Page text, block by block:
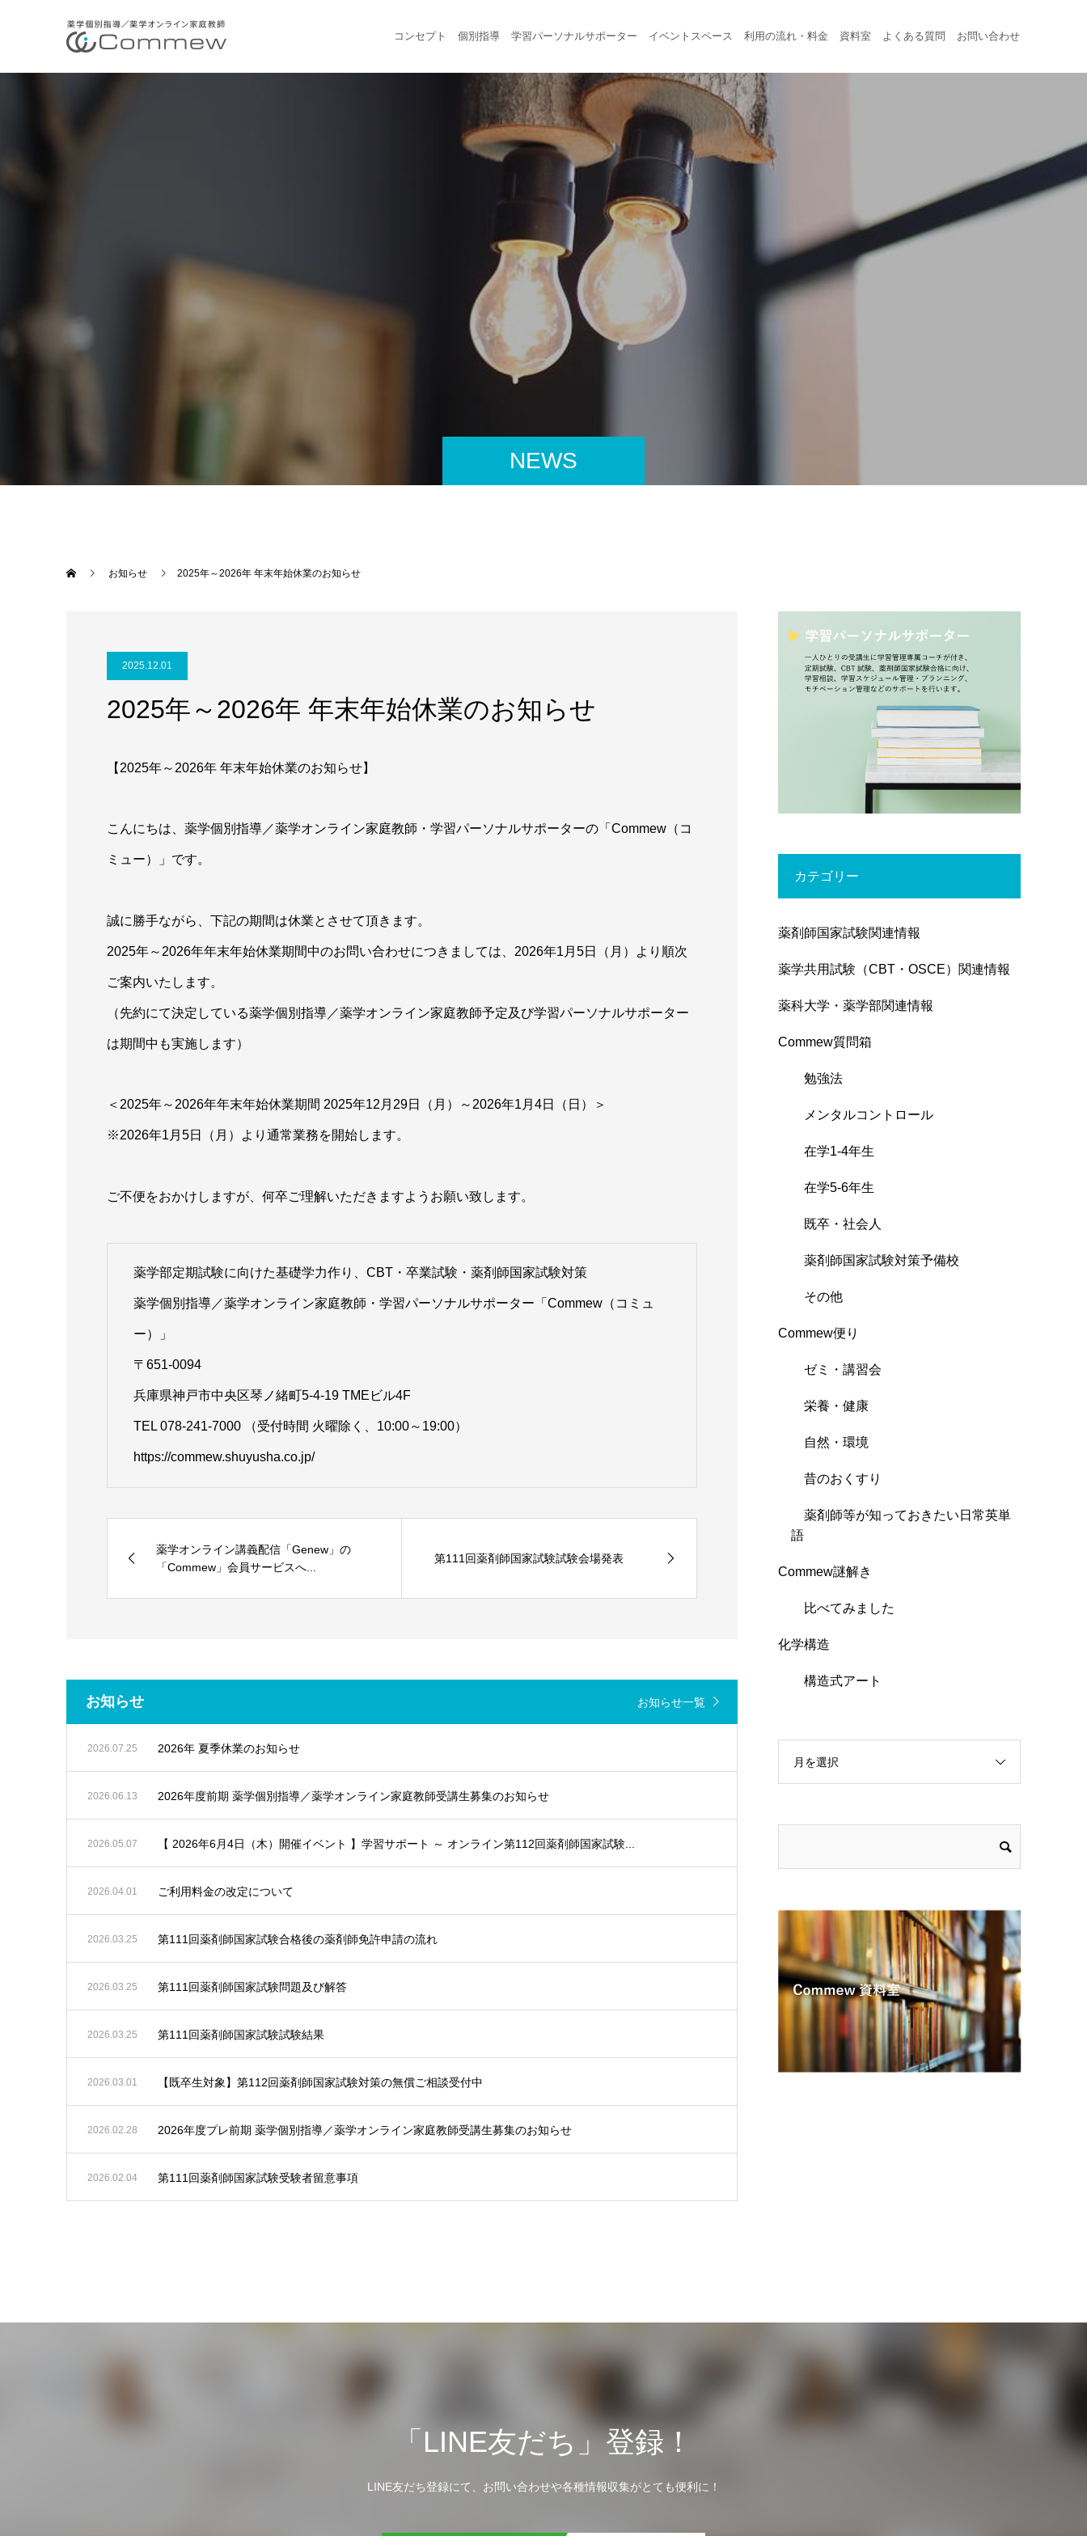
コンセプト 個別指導 学習パーソナルサポーター イベントスペース 利用の流れ・料金 資料室 よくある質問 お問い合わせ
NEWS
お知らせ 2025年～2026年 年末年始休業のお知らせ
2025.12.01
2025年～2026年 年末年始休業のお知らせ
【2025年～2026年 年末年始休業のお知らせ】
こんにちは、薬学個別指導／薬学オンライン家庭教師・学習パーソナルサポーターの「Commew（コ
ミュー）」です。
誠に勝手ながら、下記の期間は休業とさせて頂きます。
2025年～2026年年末年始休業期間中のお問い合わせにつきましては、2026年1月5日（月）より順次
ご案内いたします。
（先約にて決定している薬学個別指導／薬学オンライン家庭教師予定及び学習パーソナルサポーター
は期間中も実施します）
＜2025年～2026年年末年始休業期間 2025年12月29日（月）～2026年1月4日（日）＞
※2026年1月5日（月）より通常業務を開始します。
ご不便をおかけしますが、何卒ご理解いただきますようお願い致します。
薬学部定期試験に向けた基礎学力作り、CBT・卒業試験・薬剤師国家試験対策
薬学個別指導／薬学オンライン家庭教師・学習パーソナルサポーター「Commew（コミュ
ー）」
〒651-0094
兵庫県神戸市中央区琴ノ緒町5-4-19 TMEビル4F
TEL 078-241-7000 （受付時間 火曜除く、10:00～19:00）
https://commew.shuyusha.co.jp/
薬学オンライン講義配信「Genew」の
「Commew」会員サービスへ...
第111回薬剤師国家試験試験会場発表
お知らせ お知らせ一覧
2026.07.25 2026年 夏季休業のお知らせ
2026.06.13 2026年度前期 薬学個別指導／薬学オンライン家庭教師受講生募集のお知らせ
2026.05.07 【 2026年6月4日（木）開催イベント 】学習サポート ～ オンライン第112回薬剤師国家試験...
2026.04.01 ご利用料金の改定について
2026.03.25 第111回薬剤師国家試験合格後の薬剤師免許申請の流れ
2026.03.25 第111回薬剤師国家試験問題及び解答
2026.03.25 第111回薬剤師国家試験試験結果
2026.03.01 【既卒生対象】第112回薬剤師国家試験対策の無償ご相談受付中
2026.02.28 2026年度プレ前期 薬学個別指導／薬学オンライン家庭教師受講生募集のお知らせ
2026.02.04 第111回薬剤師国家試験受験者留意事項
カテゴリー
薬剤師国家試験関連情報
薬学共用試験（CBT・OSCE）関連情報
薬科大学・薬学部関連情報
Commew質問箱
勉強法
メンタルコントロール
在学1-4年生
在学5-6年生
既卒・社会人
薬剤師国家試験対策予備校
その他
Commew便り
ゼミ・講習会
栄養・健康
自然・環境
昔のおくすり
薬剤師等が知っておきたい日常英単
語
Commew謎解き
比べてみました
化学構造
構造式アート
月を選択
「LINE友だち」登録！
LINE友だち登録にて、お問い合わせや各種情報収集がとても便利に！